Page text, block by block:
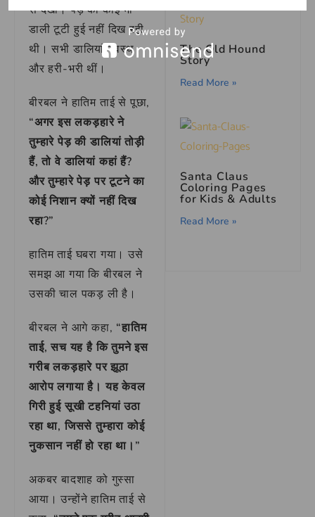
से देखा। पेड़ की कोई भी
डाली टूटी हुई नहीं दिख रही
थी। सभी डालियां स्वस्थ
और हरी-भरी थीं।
बीरबल ने हातिम ताई से पूछा,
“अगर इस लकड़हारे ने
तुम्हारे पेड़ की डालियां तोड़ी
हैं, तो वे डालियां कहां हैं?
और तुम्हारे पेड़ पर टूटने का
कोई निशान क्यों नहीं दिख
रहा?”
हातिम ताई घबरा गया। उसे
समझ आ गया कि बीरबल ने
उसकी चाल पकड़ ली है।
बीरबल ने आगे कहा, “हातिम
ताई, सच यह है कि तुमने इस
गरीब लकड़हारे पर झूठा
आरोप लगाया है। यह केवल
गिरी हुई सूखी टहनियां उठा
रहा था, जिससे तुम्हारा कोई
नुकसान नहीं हो रहा था।”
अकबर बादशाह को गुस्सा
आया। उन्होंने हातिम ताई से
The Old Hound
Story
Read More »
Santa Claus
Coloring Pages
for Kids & Adults
Read More »